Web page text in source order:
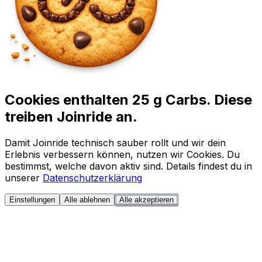
Cookies enthalten 25 g Carbs. Diese
treiben Joinride an.
Damit Joinride technisch sauber rollt und wir dein
Erlebnis verbessern können, nutzen wir Cookies. Du
bestimmst, welche davon aktiv sind. Details findest du in
unserer Datenschutzerklärung
Einstellungen Alle ablehnen Alle akzeptieren